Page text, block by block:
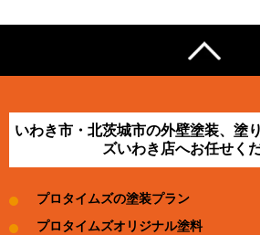
いわき市・北茨城市の外壁塗装、塗
ズいわき店へお任せく
プロタイムズの塗装プラン
プロタイムズオリジナル塗料